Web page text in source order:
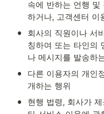
속에 반하는 언행 및
하거나, 고객센터 이
•
회사의 직원이나 서
칭하여 또는 타인의
나 메시지를 발송하
•
다른 이용자의 개인
개하는 행위
•
현행 법령, 회사가